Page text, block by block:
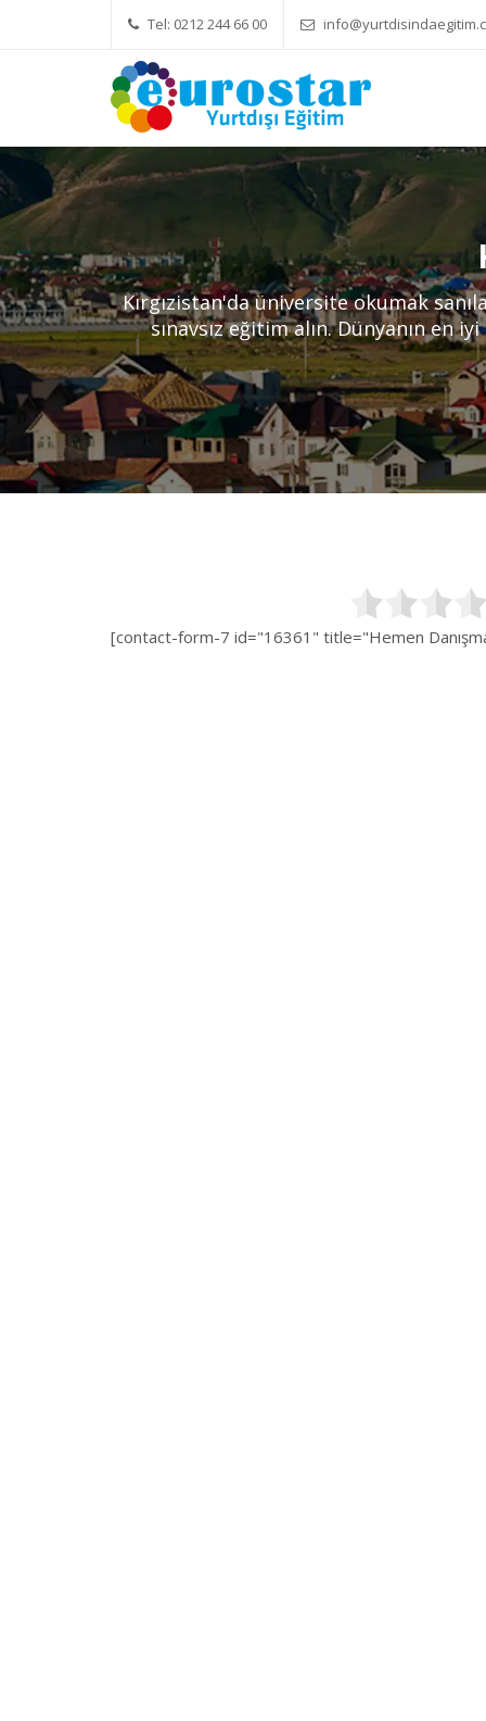
Tel: 0212 244 66 00Yök Denkliği Önemli Eğitim
Kırgızistan'da üniversite okumak
sınavsız eğitim alın. Dünyanın en
[contact-form-7 id="16361" title="Hemen